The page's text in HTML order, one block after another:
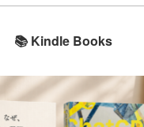
📚 Kindle Books